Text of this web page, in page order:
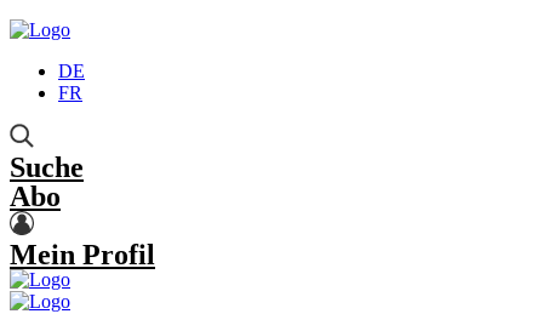
DE
FR
Suche
Abo
Mein Profil